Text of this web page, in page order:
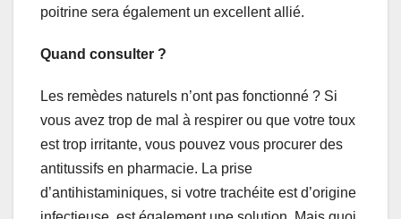
poitrine sera également un excellent allié.
Quand consulter ?
Les remèdes naturels n’ont pas fonctionné ? Si
vous avez trop de mal à respirer ou que votre toux
est trop irritante, vous pouvez vous procurer des
antitussifs en pharmacie. La prise
d’antihistaminiques, si votre trachéite est d’origine